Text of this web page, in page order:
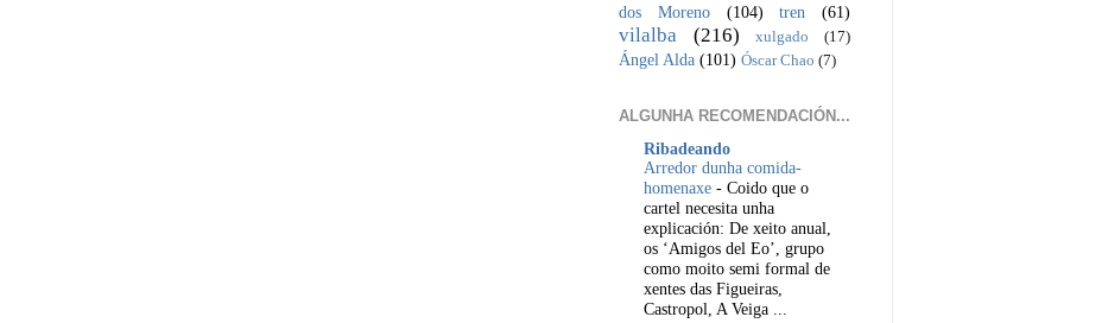
dos Moreno
(104) tren (61)
vilalba (216) xulgado (17)
Ángel Alda (101) Óscar Chao (7)
ALGUNHA RECOMENDACIÓN...
Ribadeando
Arredor dunha comida-
homenaxe - Coido que o
cartel necesita unha
explicación: De xeito anual,
os ‘Amigos del Eo’, grupo
como moito semi formal de
xentes das Figueiras,
Castropol, A Veiga ...